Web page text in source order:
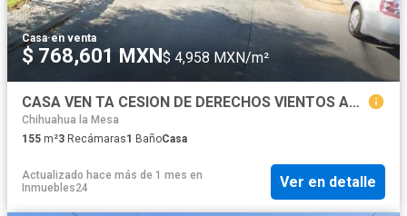
Casa·en venta
$ 768,601 MXN $ 4,958 MXN/m²
CASA VEN TA CESION DE DERECHOS VIENTOS ALISIOS LAS BRISAS TIJUANA BJC MPCC
Chihuahua la Mesa
155 m²3 Recámaras1 BañoCasa
Actualizado hace más de 1 mes en
Inmuebles24
Ver en detalle